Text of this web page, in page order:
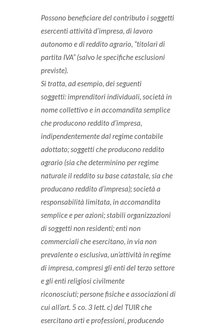
Possono beneficiare del contributo i soggetti
esercenti attività d’impresa, di lavoro
autonomo e di reddito agrario, “titolari di
partita IVA” (salvo le specifiche esclusioni
previste).
Si tratta, ad esempio, dei seguenti
soggetti: imprenditori individuali, società in
nome collettivo e in accomandita semplice
che producono reddito d’impresa,
indipendentemente dal regime contabile
adottato;soggetti che producono reddito
agrario (sia che determinino per regime
naturale il reddito su base catastale, sia che
producano reddito d’impresa);società a
responsabilità limitata, in accomandita
semplice e per azioni;stabili organizzazioni
di soggetti non residenti;enti non
commerciali che esercitano, in via non
prevalente o esclusiva, un’attività in regime
di impresa, compresi gli enti del terzo settore
e gli enti religiosi civilmente
riconosciuti; persone fisiche e associazioni di
cui all’art. 5 co. 3 lett. c) del TUIR che
esercitano arti e professioni, producendo